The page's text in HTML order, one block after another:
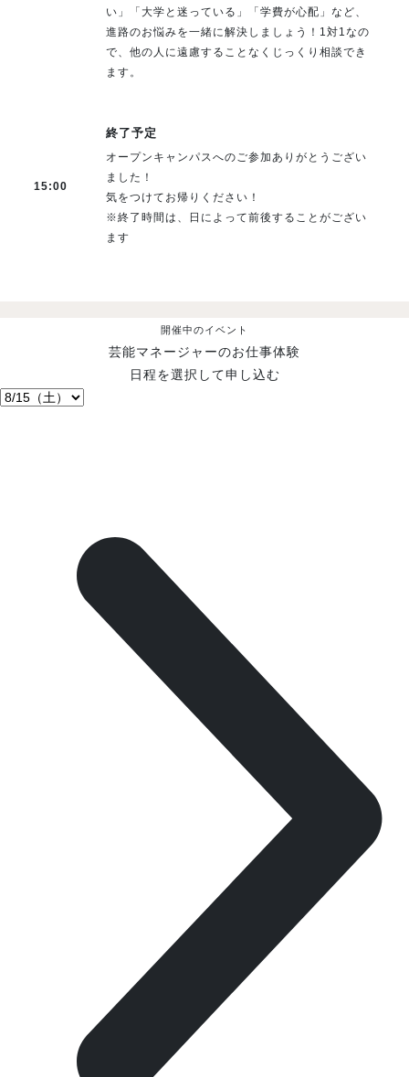
い」「大学と迷っている」「学費が心配」など、
進路のお悩みを一緒に解決しましょう！1対1なの
で、他の人に遠慮することなくじっくり相談でき
ます。
15:00
終了予定
オープンキャンパスへのご参加ありがとうござい
ました！
気をつけてお帰りください！
※終了時間は、日によって前後することがござい
ます
開催中のイベント
芸能マネージャーのお仕事体験
日程を選択して申し込む